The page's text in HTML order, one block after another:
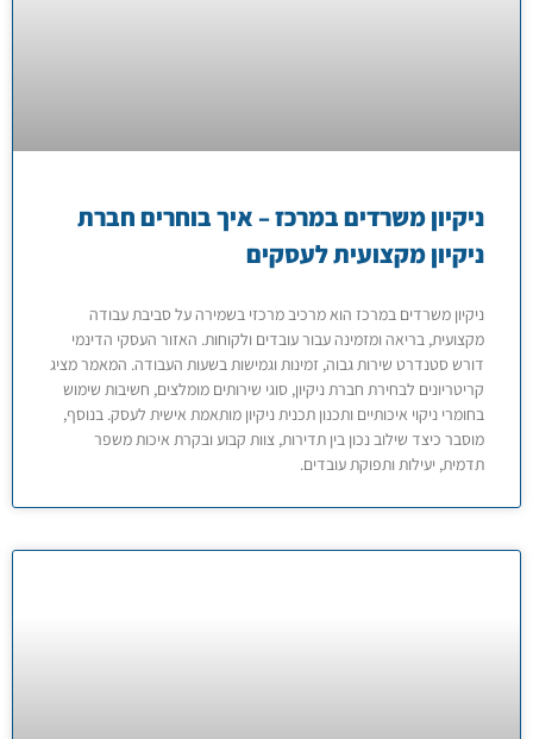
ניקיון משרדים במרכז – איך בוחרים חברת
ניקיון מקצועית לעסקים
ניקיון משרדים במרכז הוא מרכיב מרכזי בשמירה על סביבת עבודה
מקצועית, בריאה ומזמינה עבור עובדים ולקוחות. האזור העסקי הדינמי
דורש סטנדרט שירות גבוה, זמינות וגמישות בשעות העבודה. המאמר מציג
קריטריונים לבחירת חברת ניקיון, סוגי שירותים מומלצים, חשיבות שימוש
בחומרי ניקוי איכותיים ותכנון תכנית ניקיון מותאמת אישית לעסק. בנוסף,
מוסבר כיצד שילוב נכון בין תדירות, צוות קבוע ובקרת איכות משפר
תדמית, יעילות ותפוקת עובדים.